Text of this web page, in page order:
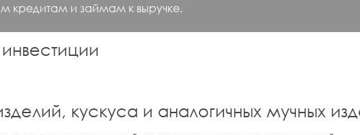
кредитам и займам к выручке.
кускуса и аналогичных мучных